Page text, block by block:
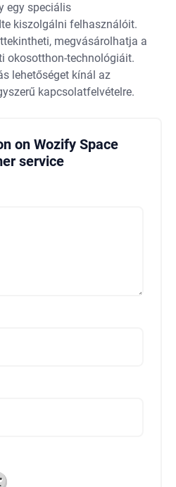
egy speciális
kiszolgálni felhasználóit.
megvásárolhatja a
okosotthon-technológiáit.
lehetőséget kínál az
kapcsolatfelvételre.
on Wozify Space
service